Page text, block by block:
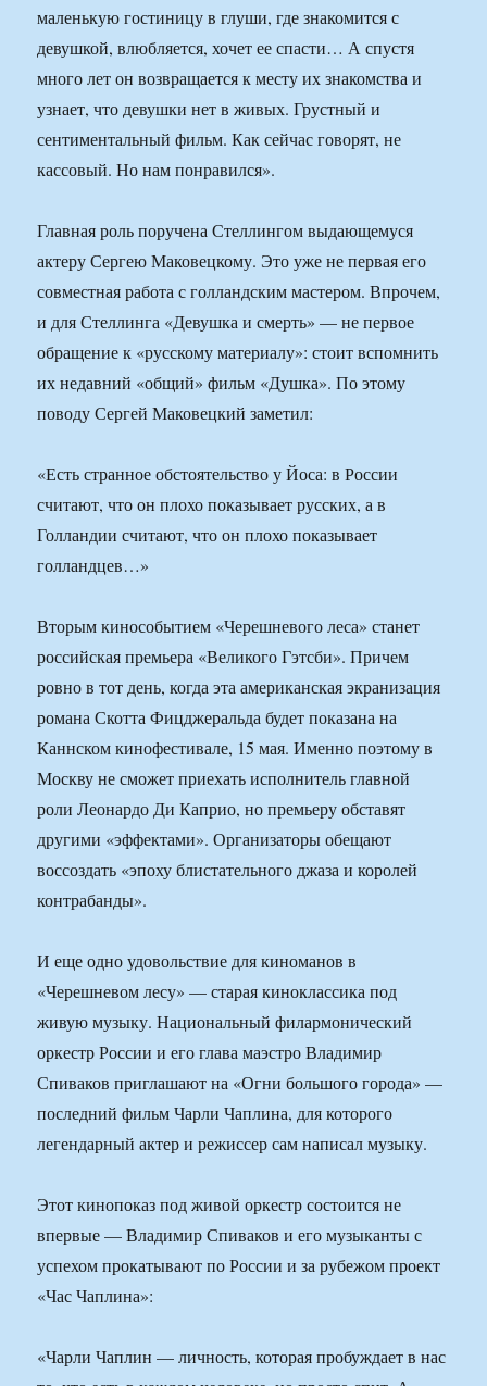
маленькую гостиницу в глуши, где знакомится с
девушкой, влюбляется, хочет ее спасти… А спустя
много лет он возвращается к месту их знакомства и
узнает, что девушки нет в живых. Грустный и
сентиментальный фильм. Как сейчас говорят, не
кассовый. Но нам понравился».
Главная роль поручена Стеллингом выдающемуся
актеру Сергею Маковецкому. Это уже не первая его
совместная работа с голландским мастером. Впрочем,
и для Стеллинга «Девушка и смерть» — не первое
обращение к «русскому материалу»: стоит вспомнить
их недавний «общий» фильм «Душка». По этому
поводу Сергей Маковецкий заметил:
«Есть странное обстоятельство у Йоса: в России
считают, что он плохо показывает русских, а в
Голландии считают, что он плохо показывает
голландцев…»
Вторым кинособытием «Черешневого леса» станет
российская премьера «Великого Гэтсби». Причем
ровно в тот день, когда эта американская экранизация
романа Скотта Фицджеральда будет показана на
Каннском кинофестивале, 15 мая. Именно поэтому в
Москву не сможет приехать исполнитель главной
роли Леонардо Ди Каприо, но премьеру обставят
другими «эффектами». Организаторы обещают
воссоздать «эпоху блистательного джаза и королей
контрабанды».
И еще одно удовольствие для киноманов в
«Черешневом лесу» — старая киноклассика под
живую музыку. Национальный филармонический
оркестр России и его глава маэстро Владимир
Спиваков приглашают на «Огни большого города» —
последний фильм Чарли Чаплина, для которого
легендарный актер и режиссер сам написал музыку.
Этот кинопоказ под живой оркестр состоится не
впервые — Владимир Спиваков и его музыканты с
успехом прокатывают по России и за рубежом проект
«Час Чаплина»:
«Чарли Чаплин — личность, которая пробуждает в нас